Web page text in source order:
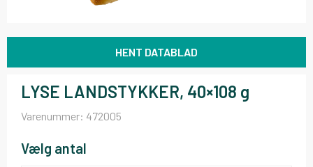
HENT DATABLAD
LYSE LANDSTYKKER, 40×108 g
Varenummer: 472005
Vælg antal